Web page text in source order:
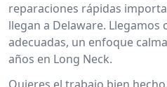
reparaciones rápidas
llegan a Delaware. Llegamos
adecuadas, un enfoque
años en Long Neck.